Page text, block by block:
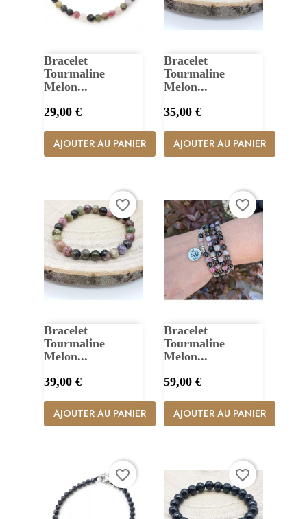
Bracelet
Tourmaline
Melon...
Prix
29,00 €
AJOUTER AU PANIER
Bracelet
Tourmaline
Melon...
Prix
35,00 €
AJOUTER AU PANIER
Bracelet
Tourmaline
Melon...
Prix
39,00 €
AJOUTER AU PANIER
favorite_border
Bracelet
Tourmaline
Melon...
Prix
59,00 €
AJOUTER AU PANIER
favorite_border
favorite_border favorite_border